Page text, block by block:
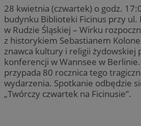
28 kwietnia (czwartek) o godz.
budynku Biblioteki Ficinus przy ul.
w Rudzie Śląskiej – Wirku
z historykiem Sebastianem
znawca kultury i religii żydowskiej
konferencji w Wannsee w
przypada 80 rocznica tego
wydarzenia. Spotkanie odbędzie
„Twórczy czwartek na Ficinusie”.